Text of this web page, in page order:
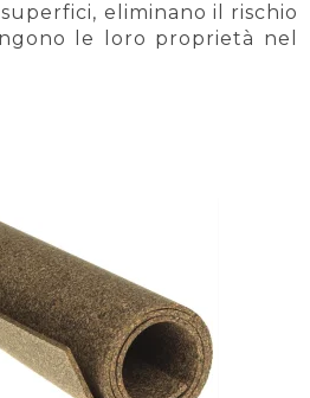
eliminano il rischio
le loro proprietà nel